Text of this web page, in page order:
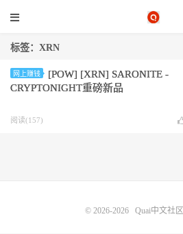
标签：XRN
网上赚钱
[POW] [XRN] SARONITE -
CRYPTONIGHT重磅新品
阅读(157)
© 2026-2026 Quai中文社区